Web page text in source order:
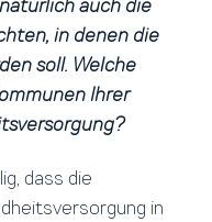
in denen die
soll. Welche
Ihrer
dass die
in